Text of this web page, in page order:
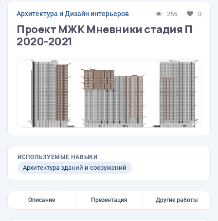
Архитектура и Дизайн интерьеров 255 0
Проект МЖК Мневники стадия П
2020-2021
ИСПОЛЬЗУЕМЫЕ НАВЫКИ
Архитектура зданий и сооружений
Описание Презентация Другие работы